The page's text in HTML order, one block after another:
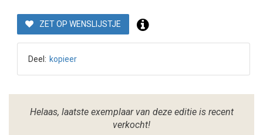
ZET OP WENSLIJSTJE
Deel: kopieer
Helaas, laatste exemplaar van deze editie is recent
verkocht!